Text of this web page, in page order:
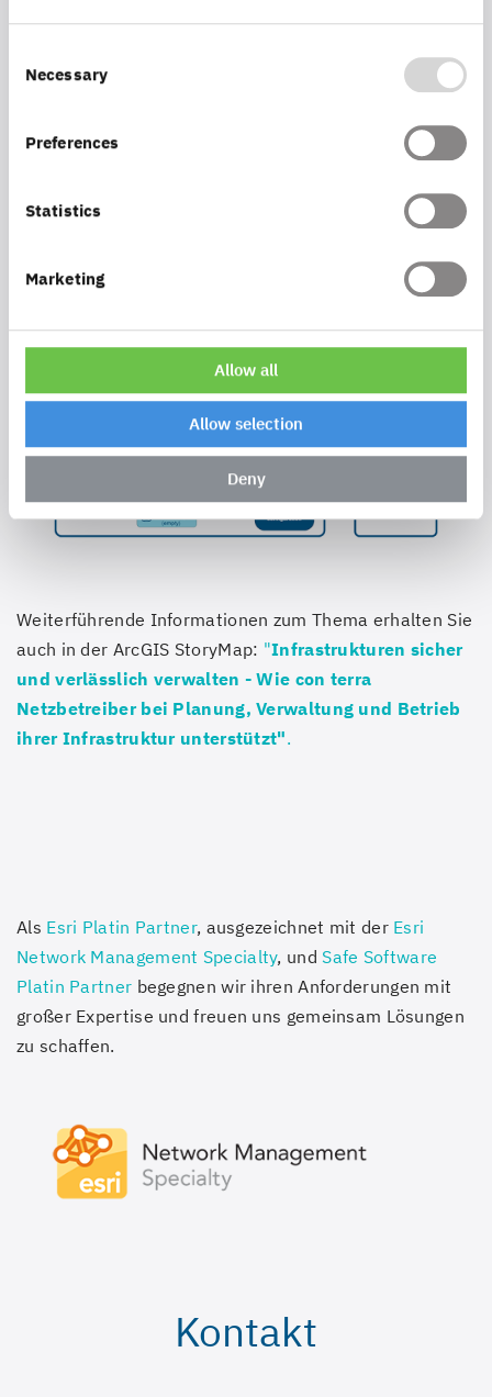
Selection
Necessary
Preferences
Statistics
Marketing
Allow all
Allow selection
Deny
aus ArcGIS, FME und con terra Technologie
Betrieb oder Betriebsunterstützung, Support
Weiterführende Informationen zum Thema erhalten Sie
auch in der ArcGIS StoryMap: "Infrastrukturen sicher
und verlässlich verwalten - Wie con terra
Netzbetreiber bei Planung, Verwaltung und Betrieb
ihrer Infrastruktur unterstützt".
Als Esri Platin Partner, ausgezeichnet mit der Esri
Network Management Specialty, undSafe Software
Platin Partner begegnen wir ihren Anforderungen mit
großer Expertise und freuen uns gemeinsam Lösungen
zu schaffen.
Kontakt